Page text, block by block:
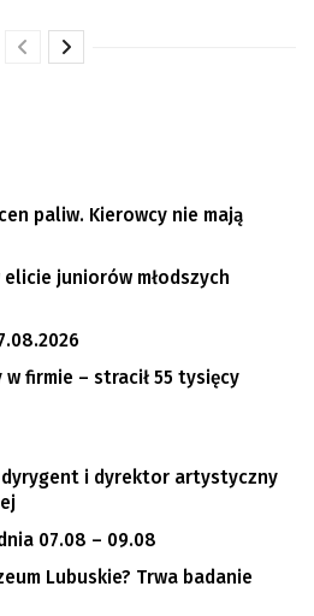
paliw. Kierowcy nie mają
juniorów młodszych
w firmie – stracił 55 tysięcy
dyrygent i dyrektor artystyczny
07.08 – 09.08
Lubuskie? Trwa badanie